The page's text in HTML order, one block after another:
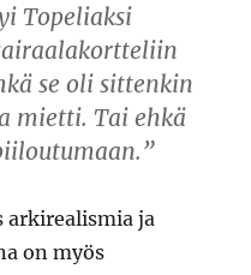
Topeliaksi
se oli sittenkin
mietti. Tai ehkä
arkirealismia ja
on myös